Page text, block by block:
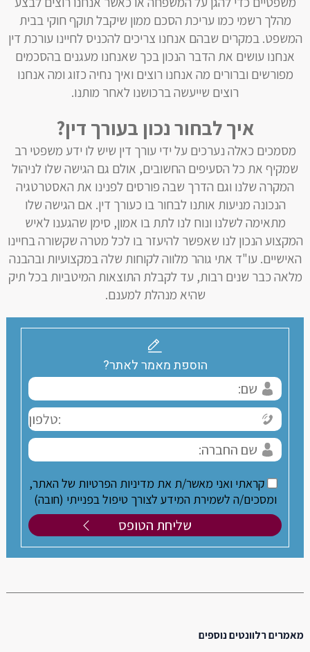
מהלך רשמי כמו עריכת הסכם ממון שיקבל תוקף חוקי בבית
המשפט. במקרים שבהם אנחנו צריכים להכניס לחיינו עורכת דין
אנחנו עושים את הדבר הנכון בכך שאנחנו מעגנים בהסכמים
מפורשים וברורים מה אנחנו רוצים ואיך נחיה כזוג ומה אנחנו
רוצים שייעשה ברכושנו לאחר מותנו.
איך לבחור נכון בעורך דין?
מסמכים כאלה נערכים על ידי עורך דין שיש לו ידע משפטי רב
שמקיף את כל הסעיפים החשובים, אולם גם הגישה שלו לניהול
המקרה שלנו וגם הדרך שבה פורסים לפנינו את האסטרטגיה
הנכונה מניעות אותנו לבחור בו כעורך דין. אם הגישה שלו
מתאימה לשלנו ונוח לנו לתת בו אמון, סימן שהגענו לאיש
המקצוע הנכון לנו שאפשר להיעזר בו לכל מטרה שקשורה בחיינו
האישיים. עו"ד אתי גוהר מלווה לקוחות שלה במקצועיות ובהבנה
מלאה כבר שנים רבות, עד לקבלת התוצאות המיטביות בכל תיק
שהיא מנהלת למענם.
הוספת מאמר לאתר?
קראתי ואני מאשר/ת את מדיניות הפרטיות של האתר,
ומסכים/ה לשמירת המידע לצורך טיפול בפנייתי (חובה)
מאמרים רלוונטים נוספים